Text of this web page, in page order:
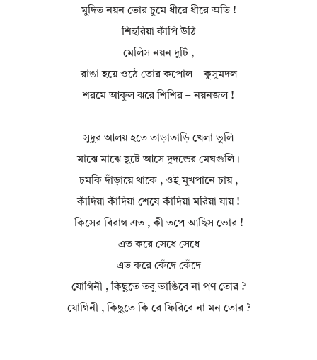
মুদিত নয়ন তোর চুমে ধীরে ধীরে অতি !
শিহরিয়া কাঁপি উঠি
মেলিস নয়ন দুটি ,
রাঙা হয়ে ওঠে তোর কপোল – কুসুমদল
শরমে আকুল ঝরে শিশির – নয়নজল !
সুদুর আলয় হতে তাড়াতাড়ি খেলা ভুলি
মাঝে মাঝে ছুটে আসে দুদন্ডের মেঘগুলি।
চমকি দাঁড়ায়ে থাকে , ওই মুখপানে চায় ,
কাঁদিয়া কাঁদিয়া শেষে কাঁদিয়া মরিয়া যায় !
কিসের বিরাগ এত , কী তপে আছিস ভোর !
এত করে সেধে সেধে
এত করে কেঁদে কেঁদে
যোগিনী , কিছুতে তবু ভাঙিবে না পণ তোর ?
যোগিনী , কিছুতে কি রে ফিরিবে না মন তোর ?